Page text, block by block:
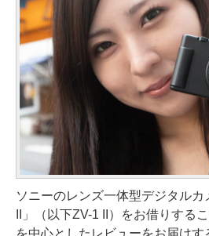
ソニーのレンズ一体型デジタル
II」（以下ZV-1 II）をお借りする